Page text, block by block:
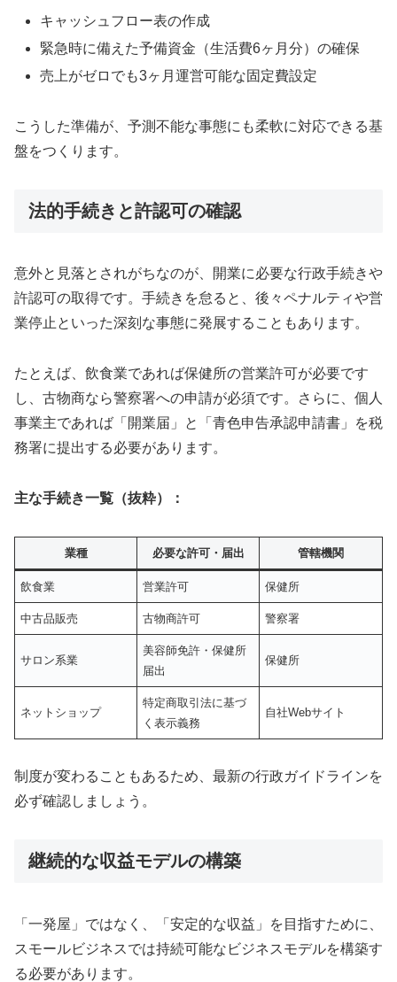
キャッシュフロー表の作成
緊急時に備えた予備資金（生活費6ヶ月分）の確保
売上がゼロでも3ヶ月運営可能な固定費設定
こうした準備が、予測不能な事態にも柔軟に対応できる基
盤をつくります。
法的手続きと許認可の確認
意外と見落とされがちなのが、開業に必要な行政手続きや
許認可の取得です。手続きを怠ると、後々ペナルティや営
業停止といった深刻な事態に発展することもあります。
たとえば、飲食業であれば保健所の営業許可が必要です
し、古物商なら警察署への申請が必須です。さらに、個人
事業主であれば「開業届」と「青色申告承認申請書」を税
務署に提出する必要があります。
主な手続き一覧（抜粋）：
業種 必要な許可・届出 管轄機関
飲食業 営業許可 保健所
中古品販売 古物商許可 警察署
サロン系業
美容師免許・保健所
届出
保健所
ネットショップ
特定商取引法に基づ
く表示義務
自社Webサイト
制度が変わることもあるため、最新の行政ガイドラインを
必ず確認しましょう。
継続的な収益モデルの構築
「一発屋」ではなく、「安定的な収益」を目指すために、
スモールビジネスでは持続可能なビジネスモデルを構築す
る必要があります。